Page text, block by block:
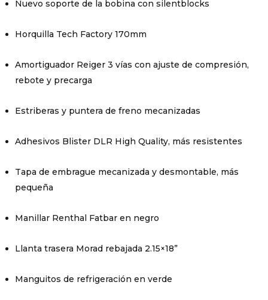
Nuevo soporte de la bobina con silentblocks
Horquilla Tech Factory 170mm
Amortiguador Reiger 3 vías con ajuste de compresión,
rebote y precarga
Estriberas y puntera de freno mecanizadas
Adhesivos Blister DLR High Quality, más resistentes
Tapa de embrague mecanizada y desmontable, más
pequeña
Manillar Renthal Fatbar en negro
Llanta trasera Morad rebajada 2.15×18”
Manguitos de refrigeración en verde